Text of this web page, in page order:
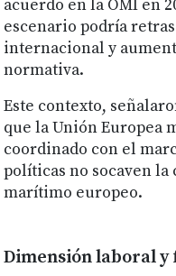
acuerdo en la OMI en
escenario podría
internacional y
normativa.
Este contexto,
que la Unión Europea
coordinado con el
políticas no socaven
marítimo europeo.
Dimensión laboral